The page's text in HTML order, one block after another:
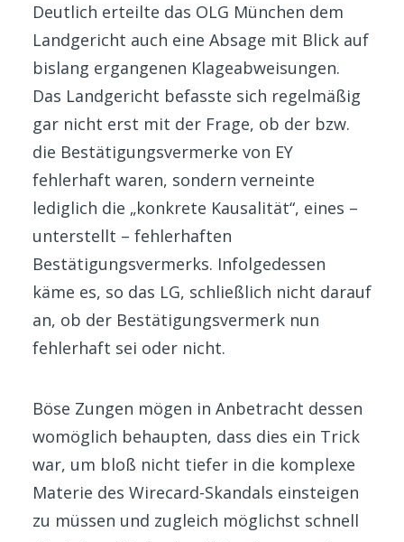
Deutlich erteilte das OLG München dem
Landgericht auch eine Absage mit Blick auf
bislang ergangenen Klageabweisungen.
Das Landgericht befasste sich regelmäßig
gar nicht erst mit der Frage, ob der bzw.
die Bestätigungsvermerke von EY
fehlerhaft waren, sondern verneinte
lediglich die „konkrete Kausalität“, eines –
unterstellt – fehlerhaften
Bestätigungsvermerks. Infolgedessen
käme es, so das LG, schließlich nicht darauf
an, ob der Bestätigungsvermerk nun
fehlerhaft sei oder nicht.
Böse Zungen mögen in Anbetracht dessen
womöglich behaupten, dass dies ein Trick
war, um bloß nicht tiefer in die komplexe
Materie des Wirecard-Skandals einsteigen
zu müssen und zugleich möglichst schnell